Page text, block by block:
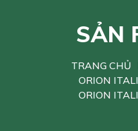
SẢN
TRANG CHỦ
ORION
ORION